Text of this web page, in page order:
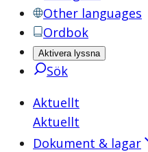
Other languages
Ordbok
Aktivera lyssna
Sök
Aktuellt
Aktuellt
Dokument & lagar